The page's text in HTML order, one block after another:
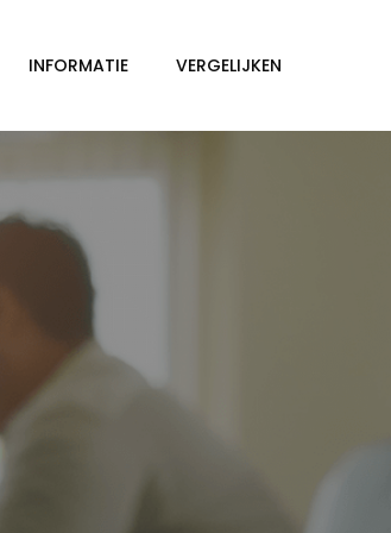
INFORMATIE VERGELIJKEN